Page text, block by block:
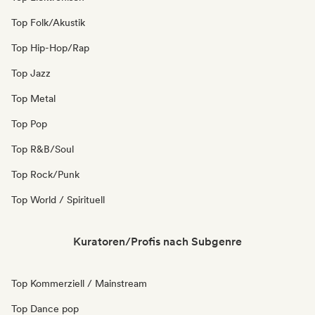
Top Folk/Akustik
Top Hip-Hop/Rap
Top Jazz
Top Metal
Top Pop
Top R&B/Soul
Top Rock/Punk
Top World / Spirituell
Kuratoren/Profis nach Subgenre
Top Kommerziell / Mainstream
Top Dance pop